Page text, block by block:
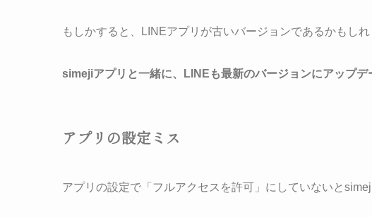
もしかすると、LINEアプリが古いバージョンであるかもしれ
simejiアプリと一緒に、LINEも最新のバージョンにアップデ
アプリの設定ミス
アプリの設定で「フルアクセスを許可」にしていないと